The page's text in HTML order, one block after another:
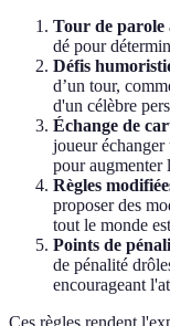
Tour de parole
dé pour
Défis
d’un tour,
d'un célèbre
Échange de
joueur échanger
pour augmenter
Règles
proposer des
tout le monde
Points de
de pénalité
encourageant
Ces règles rendent